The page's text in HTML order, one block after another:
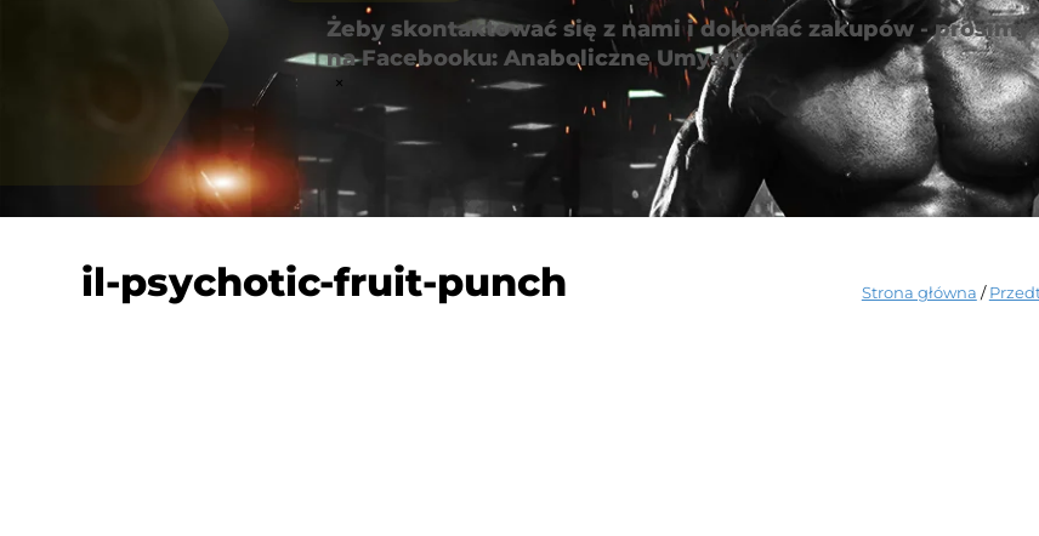
Strona główna /
il-psychotic-fruit-punch
Żeby skontaktować się z nami i dokonać zakupów -
na Facebooku: Anaboliczne Umysły
×